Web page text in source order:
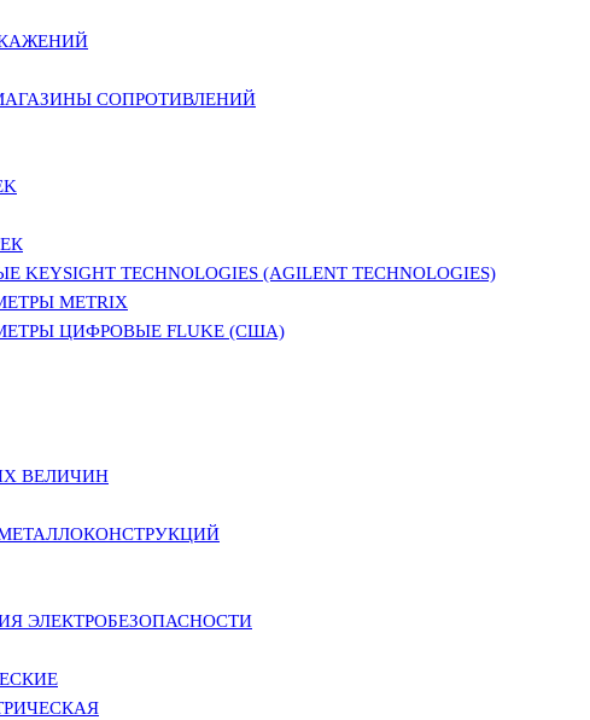
СОПРОТИВЛЕНИЙ
TECHNOLOGIES (AGILENT TECHNOLOGIES)
METRIX
ЦИФРОВЫЕ FLUKE (США)
ВЕЛИЧИН
ЭЛЕКТРОБЕЗОПАСНОСТИ